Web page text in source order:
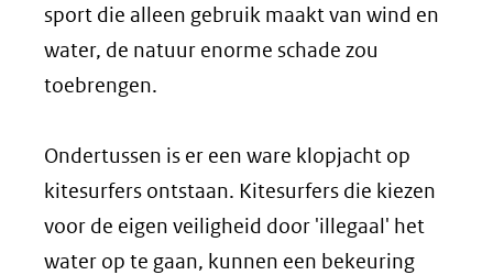
sport die alleen gebruik maakt van wind en
water, de natuur enorme schade zou
toebrengen.
Ondertussen is er een ware klopjacht op
kitesurfers ontstaan. Kitesurfers die kiezen
voor de eigen veiligheid door 'illegaal' het
water op te gaan, kunnen een bekeuring